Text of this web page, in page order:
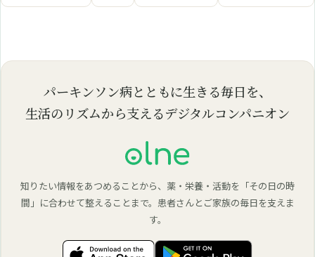
パーキンソン病とともに生きる毎日を、
生活のリズムから支えるデジタルコンパニオン
知りたい情報をあつめることから、薬・栄養・活動を「その日の時
間」に合わせて整えることまで。患者さんとご家族の毎日を支えま
す。